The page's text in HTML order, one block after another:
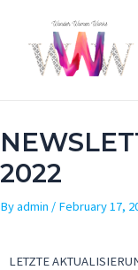
2022
Byadmin / February 17,
LETZTE